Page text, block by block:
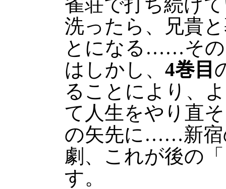
洗ったら、兄貴
とになる……その
はしかし、 4巻目
ることにより、
て人生をやり直
の矢先に……新宿
劇、これが後の
す。